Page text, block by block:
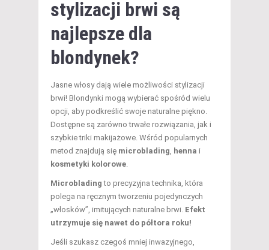
stylizacji brwi są
najlepsze dla
blondynek?
Jasne włosy dają wiele możliwości stylizacji
brwi! Blondynki mogą wybierać spośród wielu
opcji, aby podkreślić swoje naturalne piękno.
Dostępne są zarówno trwałe rozwiązania, jak i
szybkie triki makijażowe. Wśród popularnych
metod znajdują się microblading, henna i
kosmetyki kolorowe.
Microblading to precyzyjna technika, która
polega na ręcznym tworzeniu pojedynczych
„włosków”, imitujących naturalne brwi. Efekt
utrzymuje się nawet do półtora roku!
Jeśli szukasz czegoś mniej inwazyjnego,